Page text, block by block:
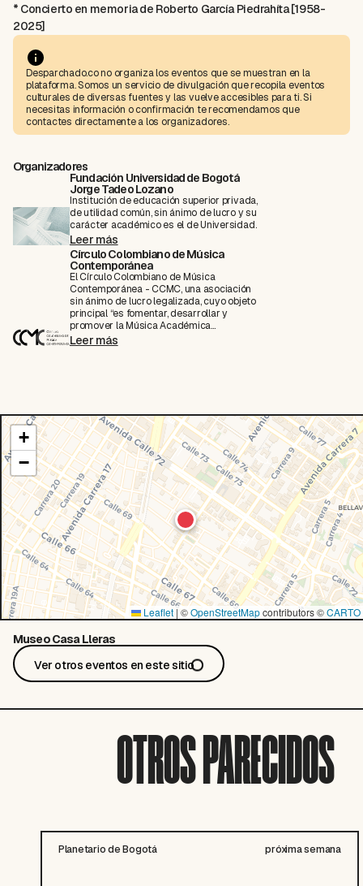
* Concierto en memoria de Roberto García Piedrahíta [1958-
2025]
Desparchado.co no organiza los eventos que se muestran en la
plataforma. Somos un servicio de divulgación que recopila eventos
culturales de diversas fuentes y las vuelve accesibles para ti. Si
necesitas información o confirmación te recomendamos que
contactes directamente a los organizadores.
Organizadores
Fundación Universidad de Bogotá
Jorge Tadeo Lozano
Institución de educación superior privada,
de utilidad común, sin ánimo de lucro y su
carácter académico es el de Universidad.
Leer más
Círculo Colombiano de Música
Contemporánea
El Círculo Colombiano de Música
Contemporánea - CCMC, una asociación
sin ánimo de lucro legalizada, cuyo objeto
principal “es fomentar, desarrollar y
promover la Música Académica
Contemporánea en Colombia.
Leer más
+
−
Leaflet | ©OpenStreetMapcontributors ©CARTO
Museo Casa Lleras
Ver otros eventos en este sitio
OTROS PARECIDOS
Planetario de Bogotá próxima semana